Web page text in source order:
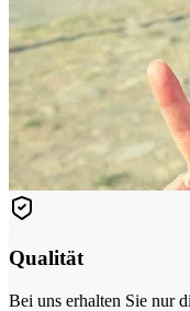
Qualität
Bei uns erhalten Sie nur